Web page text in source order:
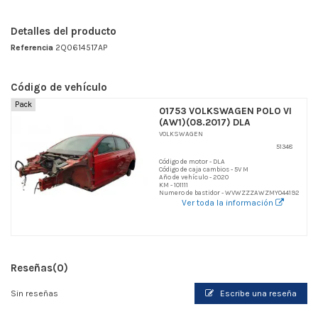
Detalles del producto
Referencia 2Q0614517AP
Código de vehículo
Pack
01753 VOLKSWAGEN POLO VI
(AW1)(08.2017) DLA
VOLKSWAGEN
51348
Código de motor - DLA
Código de caja cambios - 5V M
Año de vehículo - 2020
KM - 101111
Numero de bastidor - WVWZZZAWZMY044192
Ver toda la información
Reseñas(0)
Sin reseñas Escribe una reseña